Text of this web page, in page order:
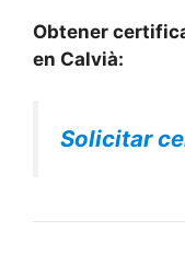
Obtener
en Calvià:
Solicitar